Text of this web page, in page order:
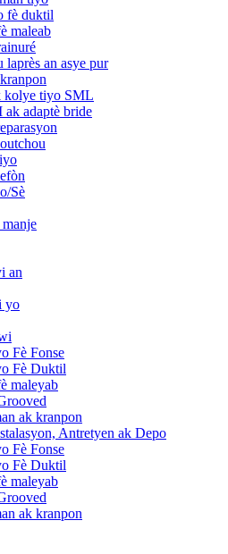
fè duktil
maleab
laprès an asye pur
kolye tiyo SML
adaptè bride
Sè
an
yo
Fè Fonse
Fè Duktil
maleyab
ak kranpon
Antretyen ak Depo
Fè Fonse
Fè Duktil
maleyab
ak kranpon